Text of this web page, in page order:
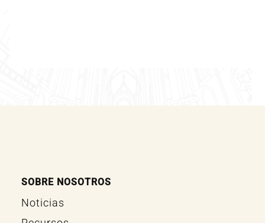
SOBRE NOSOTROS
Noticias